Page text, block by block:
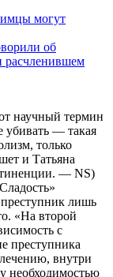
могут
об
расчленившем
научный термин
убивать — такая
только
и Татьяна
— NS)
преступник лишь
«На второй
с
преступника
внутри
необходимостью